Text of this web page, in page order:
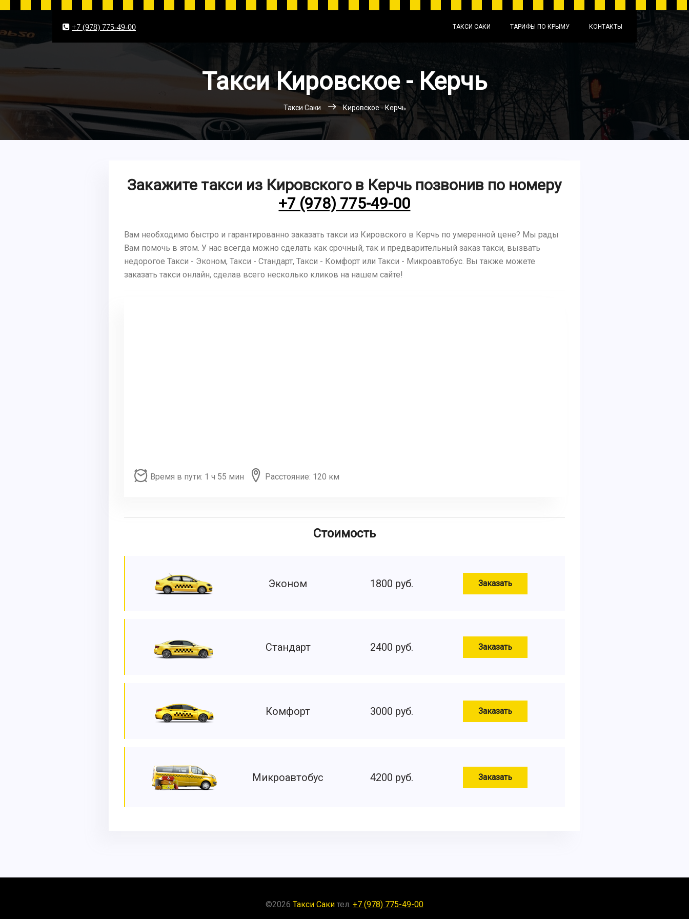
+7 (978) 775-49-00 ТАКСИ САКИ ТАРИФЫ ПО КРЫМУ КОНТАКТЫ
Такси Кировское - Керчь
Такси Саки Кировское - Керчь
Закажите такси из Кировского в Керчь позвонив по номеру
+7 (978) 775-49-00
Вам необходимо быстро и гарантированно заказать такси из Кировского в Керчь по умеренной цене? Мы рады
Вам помочь в этом. У нас всегда можно сделать как срочный, так и предварительный заказ такси, вызвать
недорогое Такси - Эконом, Такси - Стандарт, Такси - Комфорт или Такси - Микроавтобус. Вы также можете
заказать такси онлайн, сделав всего несколько кликов на нашем сайте!
Время в пути: 1 ч 55 мин Расстояние: 120 км
Стоимость
Эконом 1800 руб. Заказать
Стандарт 2400 руб. Заказать
Комфорт 3000 руб. Заказать
Микроавтобус 4200 руб. Заказать
©2026 Такси Саки тел. +7 (978) 775-49-00